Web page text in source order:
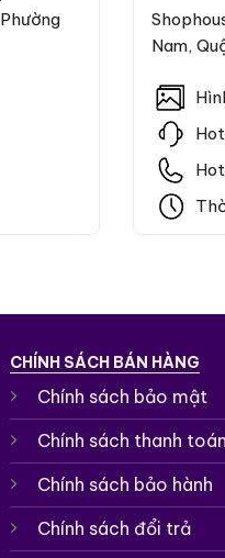
Nam,
CHÍNH SÁCH BÁN HÀNG
Chính sách bảo mật
Chính sách thanh toán
Chính sách bảo hành
Chính sách đổi trả